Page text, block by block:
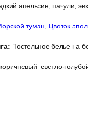
апельсин, пачули,
туман Цветок
Постельное белье на
светло-